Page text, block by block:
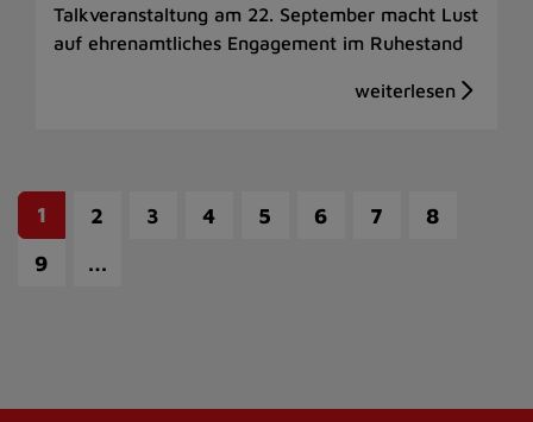
Talkveranstaltung am 22. September macht Lust
auf ehrenamtliches Engagement im Ruhestand
1 2 3 4 5 6 7
8
9
…